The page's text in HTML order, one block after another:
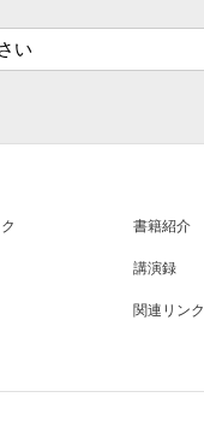
書籍紹介
講演録
関連リンク